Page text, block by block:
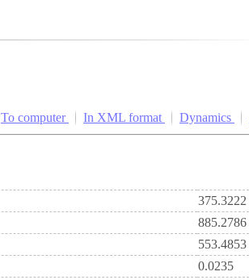
To computer In XML format Dynamics
375.3222
885.2786
553.4853
0.0235